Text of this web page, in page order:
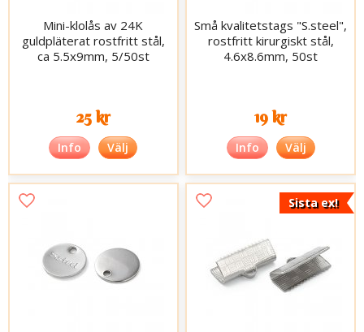
Mini-klolås av 24K
guldpläterat rostfritt stål,
ca 5.5x9mm, 5/50st
25 kr
Info Välj
Små kvalitetstags "S.steel",
rostfritt kirurgiskt stål,
4.6x8.6mm, 50st
19 kr
Info Välj
Sista ex!